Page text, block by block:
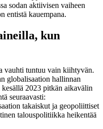
sodan aktiivisen vaiheen
entistä kauempana.
kun
vauhti tuntuu vain kiihtyvän.
globalisaation hallinnan
2023 pitkän aikavälin
seuraavasti:
takaiskut ja geopoliittiset
talouspolitiikka heikentää